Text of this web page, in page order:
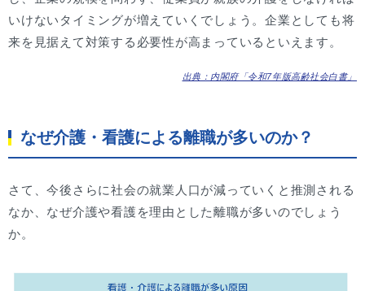
いけないタイミングが増えていくでしょう。企業としても将
来を見据えて対策する必要性が高まっているといえます。
出典：内閣府「令和7年版高齢社会白書」
なぜ介護・看護による離職が多いのか？
さて、今後さらに社会の就業人口が減っていくと推測される
なか、なぜ介護や看護を理由とした離職が多いのでしょう
か。